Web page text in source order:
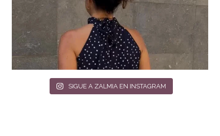
SIGUE A ZALMIA EN INSTAGRAM